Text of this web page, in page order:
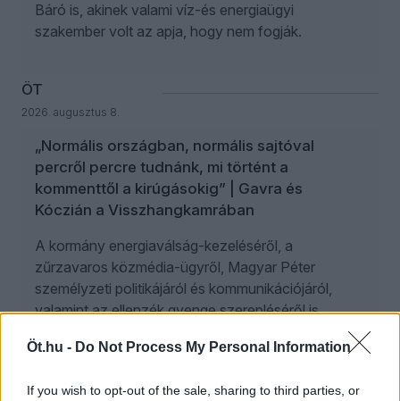
Öt.hu - Do Not Process My Personal Information
If you wish to opt-out of the sale, sharing to third parties, or
Báró is, akinek valami víz-és energiaügyi
szakember volt az apja, hogy nem fogják.
ÖT
2026. augusztus 8.
„Normális országban, normális sajtóval
percről percre tudnánk, mi történt a
kommenttől a kirúgásokig” | Gavra és
Kóczián a Visszhangkamrában
A kormány energiaválság-kezeléséről, a
zűrzavaros közmédia-ügyről, Magyar Péter
személyzeti politikájáról és kommunikációjáról,
valamint az ellenzék gyenge szerepléséről is
Visszhangkamra legújabb adásában.